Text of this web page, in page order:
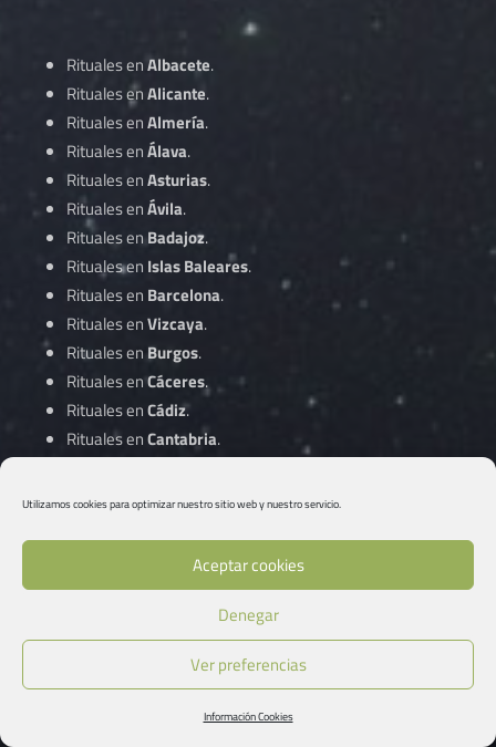
Utilizamos cookies para optimizar nuestro sitio web y nuestro servicio.
Aceptar cookies
Denegar
Ver preferencias
Información Cookies
Rituales enAlbacete.
Rituales enAlicante.
Rituales enAlmería.
Rituales enÁlava.
Rituales enAsturias.
Rituales enÁvila.
Rituales en Badajoz.
Rituales en Islas Baleares.
Rituales en Barcelona.
Rituales enVizcaya.
Rituales en Burgos.
Rituales enCáceres.
Rituales enCádiz.
Rituales enCantabria.
Rituales enCiudad Real.
Gipuzkoa.
Rituales enGirona.
Granada.